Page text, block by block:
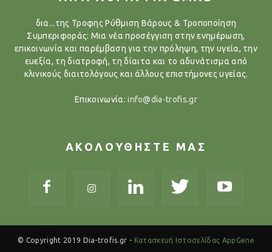
δια...της Τροφης Ρύθμιση Βάρους & Τροποποίηση
Συμπεριφοράς: Μια νέα προσέγγιση στην ενημέρωση,
επικοινωνία και παρέμβαση για την πρόληψη, την υγεία, την
ευεξία, τη διατροφή, τη δίαιτα και το αδυνάτισμα από
κλινικούς διαιτολόγους και άλλους επιστήμονες υγείας.
Επικοινωνία:info@dia-trofis.gr
ΑΚΟΛΟΥΘΗΣΤΕ ΜΑΣ
© Copyright 2019 Dia-trofis.gr - Κατασκευή Ιστοσελίδας AppGene